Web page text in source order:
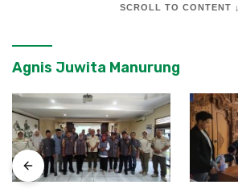
SCROLL TO CONTENT ↓
Agnis Juwita Manurung